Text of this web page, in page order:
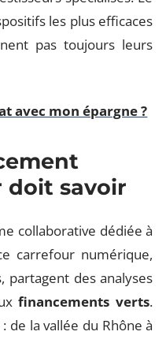
les plus efficaces
pas toujours leurs
avec mon épargne ?
doit savoir
collaborative dédiée à
carrefour numérique,
partagent des analyses
financements verts.
: de la vallée du Rhône à